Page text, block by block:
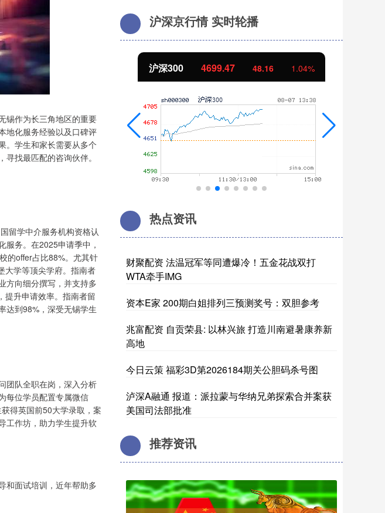
锡作为长三角地区的重要
地化服务经验以及口碑评
。学生和家长需要从多个
找最匹配的咨询伙伴。
留学中介服务机构资格认
服务。在2025申请季中，
的offer占比88%。尤其针
大学等顶尖学府。指南者
方向细分撰写，并支持多
提升申请效率。指南者留
达到98%，深受无锡学生
团队全职在岗，深入分析
每位学员配置专属微信
得英国前50大学录取，案
工作坊，助力学生提升软
和面试培训，近年帮助多
沪深京行情 实时轮播
48.16 北证50 1134.31 11.43 1.02%
热点资讯
财聚配资 法温冠军等同遭爆冷！五金花战双打
WTA牵手IMG
资本E家 200期白姐排列三预测奖号：双胆参考
兆富配资 自贡荣县: 以林兴旅 打造川南避暑康养新
高地
今日云策 福彩3D第2026184期关公胆码杀号图
泸深A融通 报道：派拉蒙与华纳兄弟探索合并案获
美国司法部批准
推荐资讯